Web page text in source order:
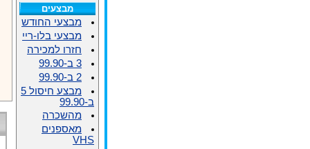
מבצעים
מבצעי החודש
מבצעי בלו-ריי
חזרו למכירה
3 ב-99.90
2 ב-99.90
מבצע חיסול 5
ב-99.90
מהשכרה
מאספנים
VHS